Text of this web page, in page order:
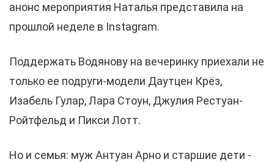
анонс мероприятия Наталья представила на
прошлой неделе в Instagram.
Поддержать Водянову на вечеринку приехали не
только ее подруги-модели Даутцен Крёз,
Изабель Гулар, Лара Стоун, Джулия Рестуан-
Ройтфельд и Пикси Лотт.
Но и семья: муж Антуан Арно и старшие дети -